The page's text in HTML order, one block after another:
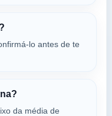
lo antes de te
da média de